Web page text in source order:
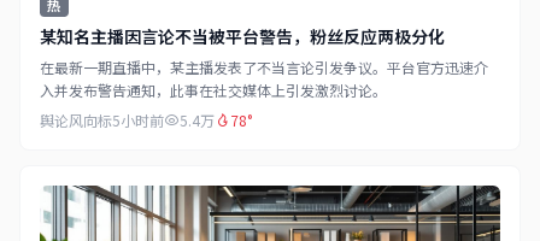
热
某知名主播因言论不当被平台警告，粉丝反应两极分化
在最新一期直播中，某主播发表了不当言论引发争议。平台官方迅速介
入并发布警告通知，此事在社交媒体上引发激烈讨论。
舆论风向标5小时前 5.4万 78°